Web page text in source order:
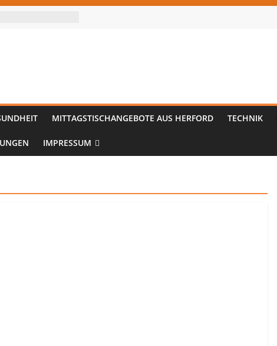
MITTAGSTISCHANGEBOTE AUS HERFORD TECHNIK
IMPRESSUM